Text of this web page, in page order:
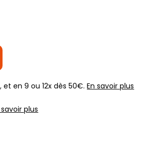
et en 9 ou 12x dès 50€.En savoir plus
plus